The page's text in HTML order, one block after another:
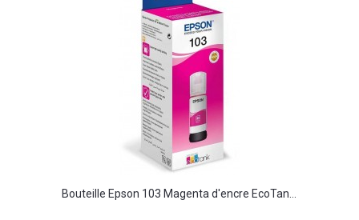
Bouteille Epson 103 Magenta d'encre EcoTan...